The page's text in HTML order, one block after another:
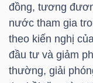
đồng, tương
nước tham gia
theo kiến nghị
đầu tư và giảm
thường, giải
NGÀNH
DOANH